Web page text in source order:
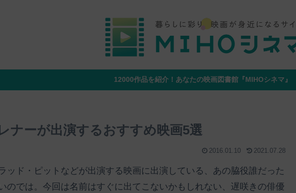
12000作品を紹介！あなたの映画図書館『MIHOシネマ』
ナーが出演するおすすめ映画5選
2016.01.10 2021.07.28
ッド・ピットなどが出演する映画に出演している、あの脇役誰だった
のでは。今回は名前はすぐに出てこないかもしれない、遅咲きの俳優